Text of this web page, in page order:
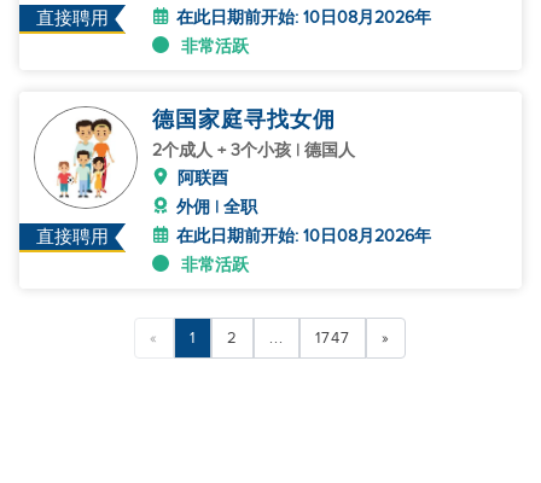
直接聘用
在此日期前开始: 10日08月2026年
非常活跃
直接聘用
德国家庭寻找女佣
2个成人 + 3个小孩 | 德国人
阿联酉
外佣 | 全职
在此日期前开始: 10日08月2026年
非常活跃
« 1 2 ... 1747 »